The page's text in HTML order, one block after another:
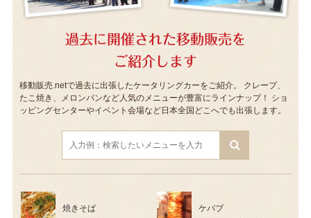
過去に開催された移動販売を
ご紹介します
移動販売.netで過去に出張したケータリングカーをご紹介。
クレープ、
たこ焼き、メロンパンなど人気のメニューが豊富にラインナップ！ ショ
ッピングセンターやイベント会場など日本全国どこへでも出張します。
焼きそば ケバブ